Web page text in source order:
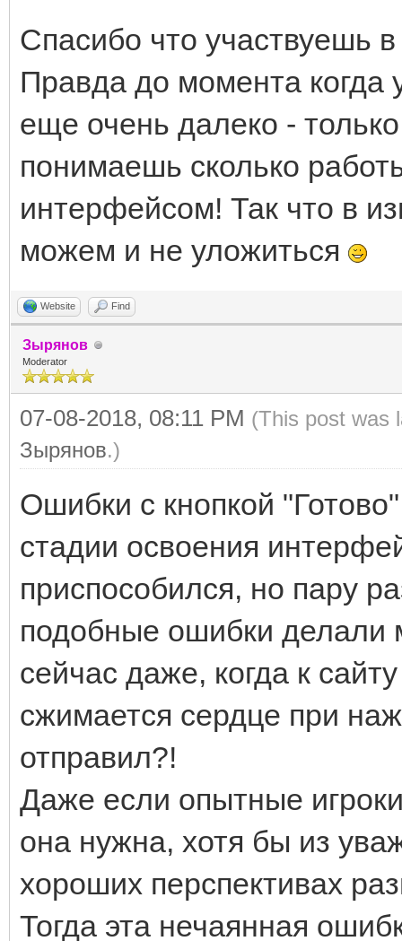
Спасибо что участвуешь
Правда до момента когда
еще очень далеко -
понимаешь сколько
интерфейсом! Так что в
можем и не уложиться
Website Find
Зырянов
Moderator
07-08-2018, 08:11 PM (This post was
Зырянов.)
Ошибки с кнопкой
стадии освоения
приспособился, но пару
подобные ошибки делали
сейчас даже, когда к
сжимается сердце при
отправил?!
Даже если опытные
она нужна, хотя бы из
хороших перспективах
Тогда эта нечаянная